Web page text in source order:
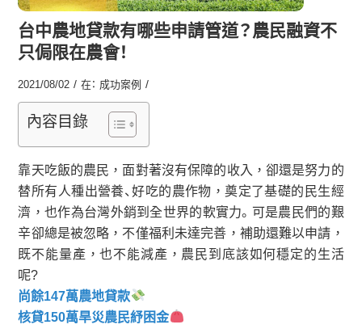
台中農地貸款有哪些申請管道？農民融資不
只侷限在農會！
2021/08/02 / 在： 成功案例 /
內容目錄
靠天吃飯的農民，面對著沒有保障的收入，卻還是努力的
替所有人種出營養、好吃的農作物，奠定了基礎的民生經
濟，也作為台灣外銷到全世界的軟實力。可是農民們的艱
辛卻總是被忽略，不僅福利未達完善，補助還難以申請，
既不能量產，也不能減產，農民到底該如何穩定的生活
呢?
尚餘147萬農地貸款
核貸150萬旱災農民紓困金